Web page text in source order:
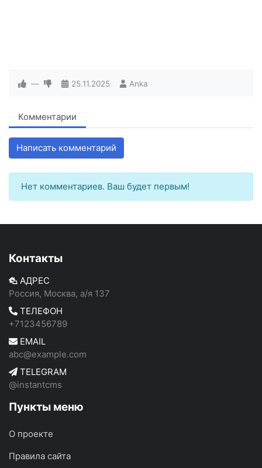
— 25.11.2025 Anka
Комментарии
Написать комментарий
Нет комментариев. Ваш будет первым!
Контакты
АДРЕС
Россия, Москва, а/я 137
ТЕЛЕФОН
+7123456789
EMAIL
abc@example.com
TELEGRAM
@instantcms
Пункты меню
О проекте
Правила сайта